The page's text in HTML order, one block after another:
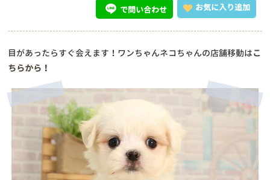
お気に入り追加
で問い合わせ
目があったらすぐ会えます！ワンちゃんネコちゃんの店舗移動はこ
ちらから！